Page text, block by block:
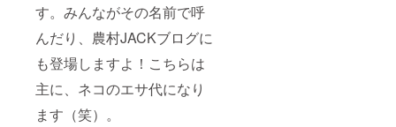
す。みんながその名前で呼
んだり、農村JACKブログに
も登場しますよ！こちらは
主に、ネコのエサ代になり
ます（笑）。